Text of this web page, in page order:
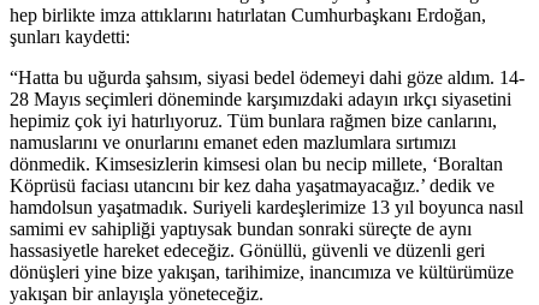
hep birlikte imza attıklarını hatırlatan Cumhurbaşkanı Erdoğan,
şunları kaydetti:
“Hatta bu uğurda şahsım, siyasi bedel ödemeyi dahi göze aldım. 14-
28 Mayıs seçimleri döneminde karşımızdaki adayın ırkçı siyasetini
hepimiz çok iyi hatırlıyoruz. Tüm bunlara rağmen bize canlarını,
namuslarını ve onurlarını emanet eden mazlumlara sırtımızı
dönmedik. Kimsesizlerin kimsesi olan bu necip millete, ‘Boraltan
Köprüsü faciası utancını bir kez daha yaşatmayacağız.’ dedik ve
hamdolsun yaşatmadık. Suriyeli kardeşlerimize 13 yıl boyunca nasıl
samimi ev sahipliği yaptıysak bundan sonraki süreçte de aynı
hassasiyetle hareket edeceğiz. Gönüllü, güvenli ve düzenli geri
dönüşleri yine bize yakışan, tarihimize, inancımıza ve kültürümüze
yakışan bir anlayışla yöneteceğiz.